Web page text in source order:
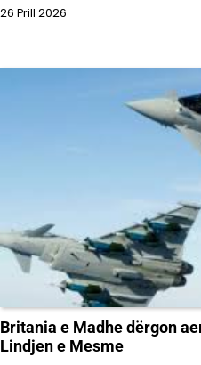
26 Prill 2026
Britania e Madhe dërgon
Lindjen e Mesme